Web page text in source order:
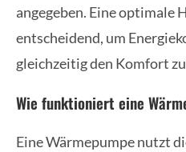
angegeben. Eine optimale
entscheidend, um
gleichzeitig den Komfort
Wie funktioniert eine
Eine Wärmepumpe nutzt